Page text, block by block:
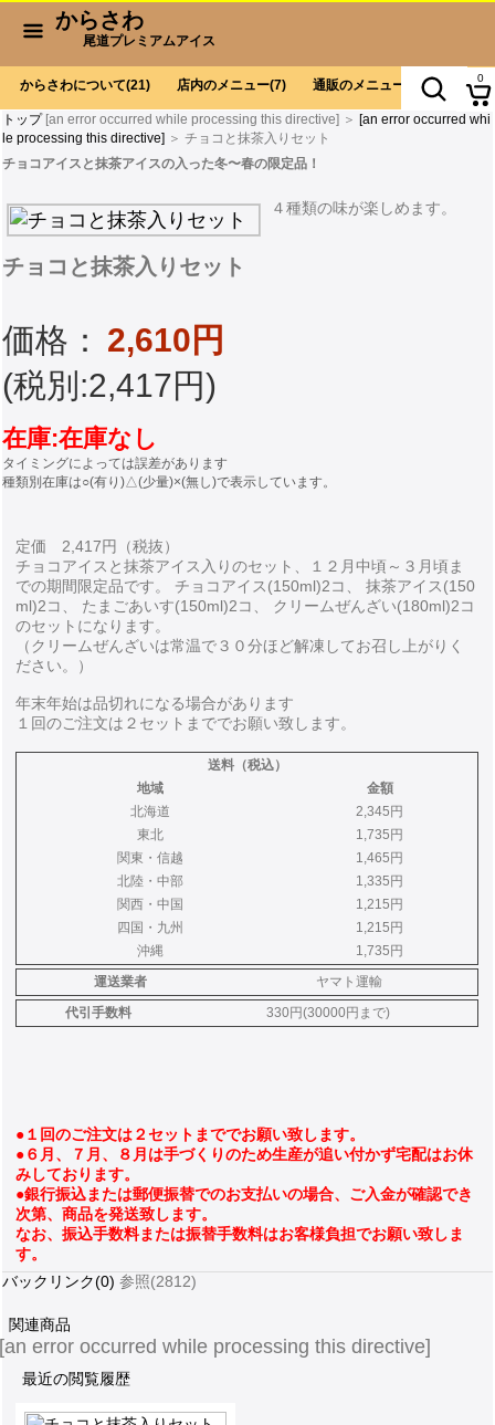
からさわ
尾道プレミアムアイス
からさわについて(21) 店内のメニュー(7) 通販のメニュー (9) お会計
0
トップ [an error occurred while processing this directive] ＞ [an error occurred whi
le processing this directive] ＞ チョコと抹茶入りセット
チョコアイスと抹茶アイスの入った冬〜春の限定品！
チョコと抹茶入りセット
価格： 2,610円
(税別:2,417円)
在庫:在庫なし
タイミングによっては誤差があります
種類別在庫は○(有り)△(少量)×(無し)で表示しています。
定価 2,417円（税抜）
チョコアイスと抹茶アイス入りのセット、１２月中頃～３月頃ま
での期間限定品です。 チョコアイス(150ml)2コ、 抹茶アイス(150
ml)2コ、 たまごあいす(150ml)2コ、 クリームぜんざい(180ml)2コ
のセットになります。
（クリームぜんざいは常温で３０分ほど解凍してお召し上がりく
ださい。）
年末年始は品切れになる場合があります
１回のご注文は２セットまででお願い致します。
送料（税込）
地域
金額
北海道
2,345円
東北
1,735円
関東・信越
1,465円
北陸・中部
1,335円
関西・中国
1,215円
四国・九州
1,215円
沖縄
1,735円
運送業者
ヤマト運輸
代引手数料
330円(30000円まで)
４種類の味が楽しめます。
●１回のご注文は２セットまででお願い致します。
●６月、７月、８月は手づくりのため生産が追い付かず宅配はお休
みしております。
●銀行振込または郵便振替でのお支払いの場合、ご入金が確認でき
次第、商品を発送致します。
なお、振込手数料または振替手数料はお客様負担でお願い致しま
す。
バックリンク(0) 参照(2812)
関連商品
[an error occurred while processing this directive]
最近の閲覧履歴